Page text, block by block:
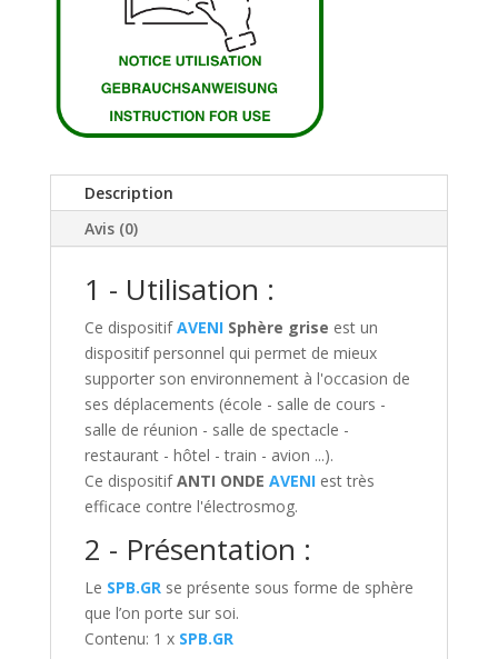
Description
Avis (0)
1 - Utilisation :
Ce dispositifAVENI Sphère grise est un
dispositif personnel qui permet de mieux
supporter son environnement à l'occasion de
ses déplacements (école - salle de cours -
salle de réunion - salle de spectacle -
restaurant - hôtel - train - avion ...).
Ce dispositifANTI ONDE AVENIest très
efficace contre l'électrosmog.
2 - Présentation :
Le SPB.GRse présente sous forme de sphère
que l’on porte sur soi.
Contenu: 1 x SPB.GR